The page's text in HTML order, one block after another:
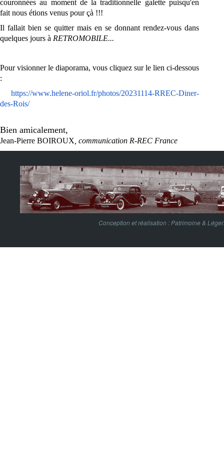
couronnées au moment de la traditionnelle galette puisqu'en
fait nous étions venus pour çà !!!
Il fallait bien se quitter mais en se donnant rendez-vous dans
quelques jours à RETROMOBILE...
Pour visionner le diaporama, vous cliquez sur le lien ci-dessous
:
https://www.helene-oriol.fr/photos/20231114-RREC-Diner-
des-Rois/
Bien amicalement,
Jean-Pierre BOIROUX , communication R-REC France
Conception et réalisation : Patrimoine &